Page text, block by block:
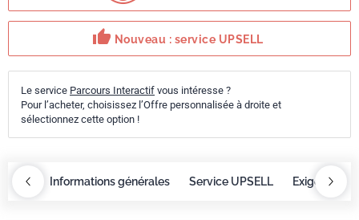
thumb_up Nouveau : service UPSELL
Le service Parcours Interactif vous intéresse ?
Pour l’acheter, choisissez l’Offre personnalisée à droite et
sélectionnez cette option !
Informations générales Service UPSELL Exigences